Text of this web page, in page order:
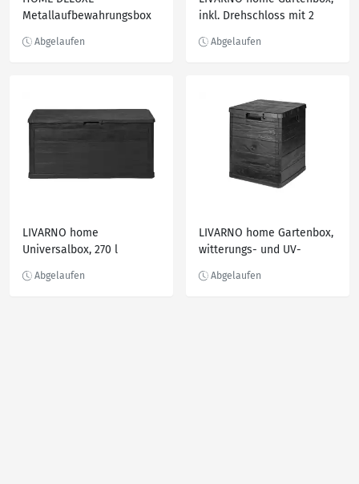
Metallaufbewahrungsbox
inkl. Drehschloss mit 2
LIVARNO home
Universalbox, 270 l
LIVARNO home Gartenbox,
witterungs- und UV-